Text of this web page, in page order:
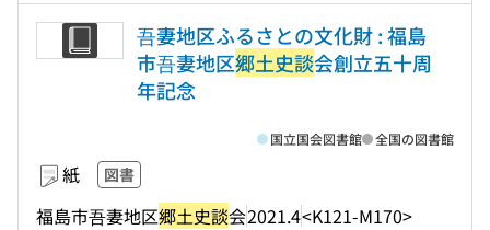
吾妻地区ふるさとの文化財 : 福島
市吾妻地区郷土史談会創立五十周
年記念
紙 図書
福島市吾妻地区郷土史談会2021.4<K121-M170>
国立国会図書館 全国の図書館